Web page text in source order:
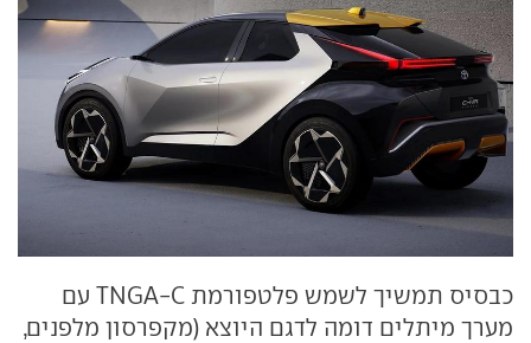
כבסיס תמשיך לשמש פלטפורמת TNGA-C עם
מערך מיתלים דומה לדגם היוצא (מקפרסון מלפנים,